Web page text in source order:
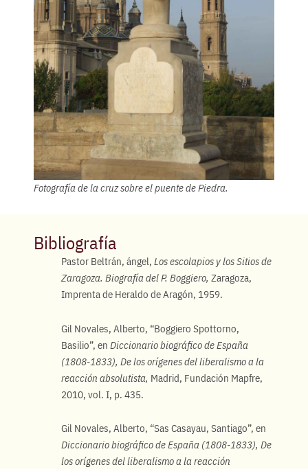
Fotografía de la cruz sobre el puente de Piedra.
Bibliografía
Pastor Beltrán, ángel, Los escolapios y los Sitios de
Zaragoza. Biografía del P. Boggiero, Zaragoza,
Imprenta de Heraldo de Aragón, 1959.
Gil Novales, Alberto, “Boggiero Spottorno,
Basilio”, en Diccionario biográfico de España
(1808-1833), De los orígenes del liberalismo a la
reacción absolutista, Madrid, Fundación Mapfre,
2010, vol. I, p. 435.
Gil Novales, Alberto, “Sas Casayau, Santiago”, en
Diccionario biográfico de España (1808-1833), De
los orígenes del liberalismo a la reacción